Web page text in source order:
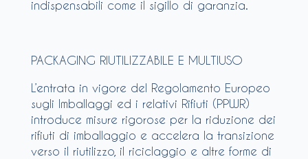
indispensabili come il sigillo di garanzia.
PACKAGING RIUTILIZZABILE E MULTIUSO
L’entrata in vigore del Regolamento Europeo
sugli Imballaggi ed i relativi Rifiuti (PPWR)
introduce misure rigorose per la riduzione dei
rifiuti di imballaggio e accelera la transizione
verso il riutilizzo, il riciclaggio e altre forme di